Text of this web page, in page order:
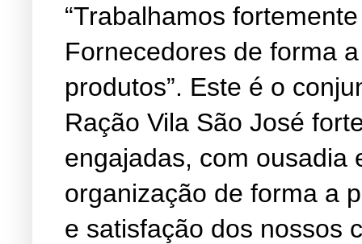
“Trabalhamos
Fornecedores de forma
produtos”. Este é o
Ração Vila São José
engajadas, com ousadia
organização de forma a
e satisfação dos nossos